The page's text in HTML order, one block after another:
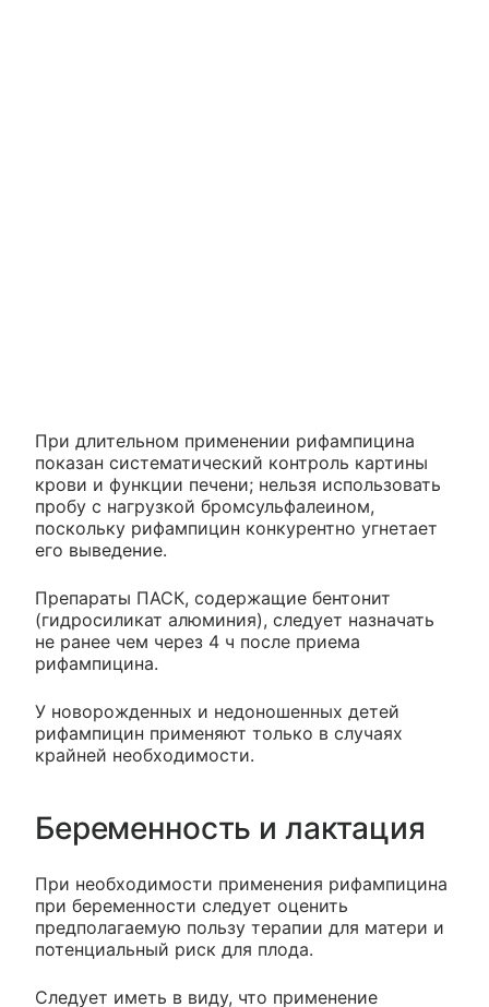
При длительном применении рифампицина
показан систематический контроль картины
крови и функции печени; нельзя использовать
пробу с нагрузкой бромсульфалеином,
поскольку рифампицин конкурентно угнетает
его выведение.
Препараты ПАСК, содержащие бентонит
(гидросиликат алюминия), следует назначать
не ранее чем через 4 ч после приема
рифампицина.
У новорожденных и недоношенных детей
рифампицин применяют только в случаях
крайней необходимости.
Беременность и лактация
При необходимости применения рифампицина
при беременности следует оценить
предполагаемую пользу терапии для матери и
потенциальный риск для плода.
Следует иметь в виду, что применение